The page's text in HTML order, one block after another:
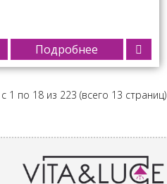
Подробнее
1 по 18 из 223 (всего 13 страниц)